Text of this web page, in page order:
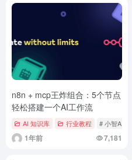
n8n + mcp王炸组合：5个节点
轻松搭建一个AI工作流
AI 知识库 行业教程 # 小智AI指南
1年前 7,181